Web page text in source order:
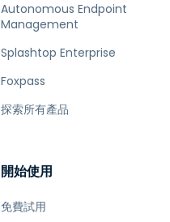
Autonomous Endpoint
Management
Splashtop Enterprise
Foxpass
探索所有產品
開始使用
免費試用